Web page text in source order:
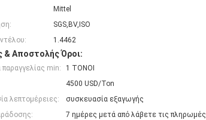
Mittel
SGS,BV,ISO
1.4462
& Αποστολής Όροι:
min:
1 ΤΟΝΟΙ
4500 USD/Ton
λεπτομέρειες:
συσκευασία εξαγωγής
7 ημέρες μετά από λάβετε τις πληρωμές